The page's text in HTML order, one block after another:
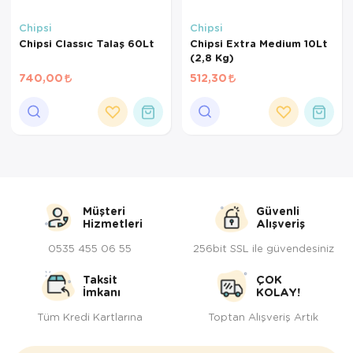
Chipsi
Chipsi Classıc Talaş 60Lt
740,00
Chipsi
Chipsi Extra Medium 10Lt
(2,8 Kg)
512,30
Müşteri
Hizmetleri
0535 455 06 55
Güvenli
Alışveriş
256bit SSL ile güvendesiniz
Taksit
İmkanı
Tüm Kredi Kartlarına
ÇOK
KOLAY!
Toptan Alışveriş Artık